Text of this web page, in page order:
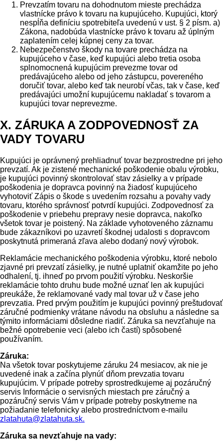
Prevzatím tovaru na dohodnutom mieste prechádza
vlastnícke právo k tovaru na kupujúceho. Kupujúci, ktorý
nespĺňa definíciu spotrebiteľa uvedenú v ust. § 2 písm. a)
Zákona, nadobúda vlastnícke právo k tovaru až úplným
zaplatením celej kúpnej ceny za tovar.
Nebezpečenstvo škody na tovare prechádza na
kupujúceho v čase, keď kupujúci alebo tretia osoba
splnomocnená kupujúcim prevezme tovar od
predávajúceho alebo od jeho zástupcu, povereného
doručiť tovar, alebo keď tak neurobí včas, tak v čase, keď
predávajúci umožní kupujúcemu nakladať s tovarom a
kupujúci tovar neprevezme.
X. ZÁRUKA A ZODPOVEDNOSŤ ZA
VADY TOVARU
Kupujúci je oprávnený prehliadnuť tovar bezprostredne pri jeho
prevzatí. Ak je zistené mechanické poškodenie obalu výrobku,
je kupujúci povinný skontrolovať stav zásielky a v prípade
poškodenia je dopravca povinný na žiadosť kupujúceho
vyhotoviť Zápis o škode s uvedením rozsahu a povahy vady
tovaru, ktorého správnosť potvrdí kupujúci. Zodpovednosť za
poškodenie v priebehu prepravy nesie dopravca, nakoľko
všetok tovar je poistený. Na základe vyhotoveného záznamu
bude zákazníkovi po uzavretí škodnej udalosti s dopravcom
poskytnutá primeraná zľava alebo dodaný nový výrobok.
Reklamácie mechanického poškodenia výrobku, ktoré nebolo
zjavné pri prevzatí zásielky, je nutné uplatniť okamžite po jeho
odhalení, tj. ihneď po prvom použití výrobku. Neskoršie
reklamácie tohto druhu bude možné uznať len ak kupujúci
preukáže, že reklamované vady mal tovar už v čase jeho
prevzatia. Pred prvým použitím je kupujúci povinný preštudovať
záručné podmienky vrátane návodu na obsluhu a následne sa
týmito informáciami dôsledne riadiť. Záruka sa nevzťahuje na
bežné opotrebenie veci (alebo ich častí) spôsobené
používaním.
Záruka:
Na všetok tovar poskytujeme záruku 24 mesiacov, ak nie je
uvedené inak a začína plynúť dňom prevzatia tovaru
kupujúcim. V prípade potreby sprostredkujeme aj pozáručný
servis Informácie o servisných miestach pre záručný a
pozáručný servis Vám v prípade potreby poskytneme na
požiadanie telefonicky alebo prostredníctvom e-mailu
zlatahuta@zlatahuta.sk.
Záruka sa nevzťahuje na vady: